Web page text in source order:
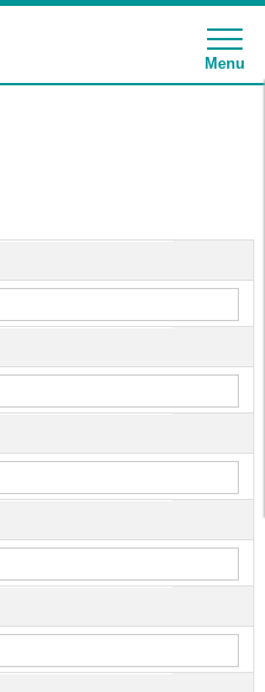
Menu